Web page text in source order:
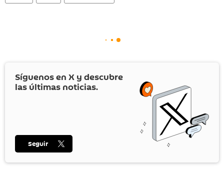
Síguenos en X y descubre
las últimas noticias.
Seguir